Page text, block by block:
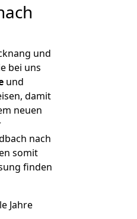
und
bei uns
und
damit
neuen
nach
somit
finden
Jahre